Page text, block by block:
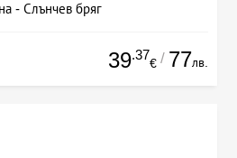
- Слънчев бряг
39.37
€ / 77лв.